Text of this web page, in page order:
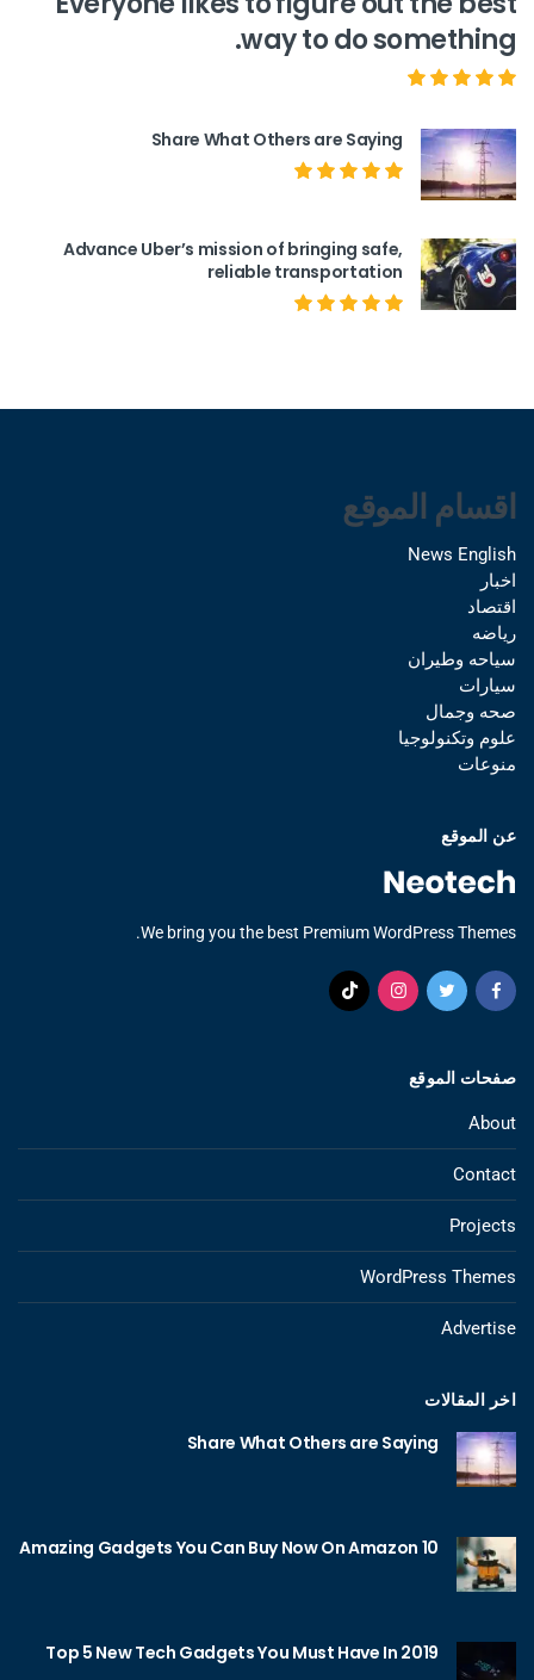
way to do something.
Share What Others are Saying
Advance Uber’s mission of bringing safe,
reliable transportation
اقسام الموقع
News English
اخبار
اقتصاد
رياضه
سياحه وطيران
سيارات
صحه وجمال
علوم وتكنولوجيا
منوعات
عن الموقع
We bring you the best Premium WordPress Themes.
صفحات الموقع
About
Contact
Projects
WordPress Themes
Advertise
اخر المقالات
Share What Others are Saying
10 Amazing Gadgets You Can Buy Now On Amazon
Top 5 New Tech Gadgets You Must Have In 2019